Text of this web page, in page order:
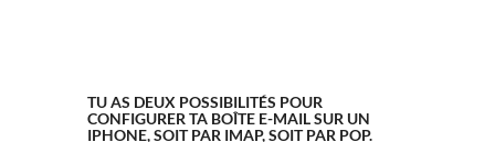
TU AS DEUX POSSIBILITÉS POUR
CONFIGURER TA BOÎTE E-MAIL SUR UN
IPHONE, SOIT PAR IMAP, SOIT PAR POP.